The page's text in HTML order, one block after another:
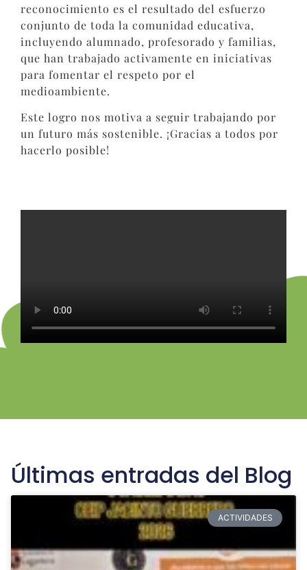
reconocimiento es el resultado del esfuerzo
conjunto de toda la comunidad educativa,
incluyendo alumnado, profesorado y familias,
que han trabajado activamente en iniciativas
para fomentar el respeto por el
medioambiente.
Este logro nos motiva a seguir trabajando por
un futuro más sostenible. ¡Gracias a todos por
hacerlo posible!
Últimas entradas del Blog
ACTIVIDADES